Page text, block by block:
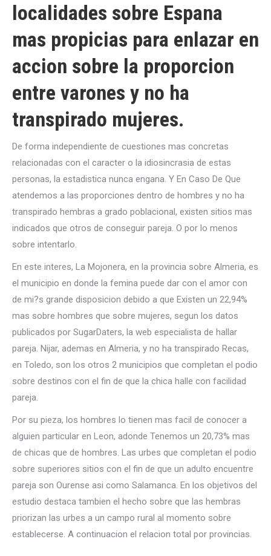
localidades sobre Espana
mas propicias para enlazar en
accion sobre la proporcion
entre varones y no ha
transpirado mujeres.
De forma independiente de cuestiones mas concretas
relacionadas con el caracter o la idiosincrasia de estas
personas, la estadistica nunca engana. Y En Caso De Que
atendemos a las proporciones dentro de hombres y no ha
transpirado hembras a grado poblacional, existen sitios mas
indicados que otros de conseguir pareja. O por lo menos
sobre intentarlo.
En este interes, La Mojonera, en la provincia sobre Almeria, es
el municipio en donde la femina puede dar con el amor con
de mi?s grande disposicion debido a que Existen un 22,94%
mas sobre hombres que sobre mujeres, segun los datos
publicados por SugarDaters, la web especialista de hallar
pareja. Nijar, ademas en Almeria, y no ha transpirado Recas,
en Toledo, son los otros 2 municipios que completan el podio
sobre destinos con el fin de que la chica halle con facilidad
pareja.
Por su pieza, los hombres lo tienen mas facil de conocer a
alguien particular en Leon, adonde Tenemos un 20,73% mas
de chicas que de hombres. Las urbes que completan el podio
sobre superiores sitios con el fin de que un adulto encuentre
pareja son Ourense asi­ como Salamanca. En los objetivos del
estudio destaca tambien el hecho sobre que las hembras
priorizan las urbes a un campo rural al momento sobre
establecerse. A continuacion el relacion total por provincias.